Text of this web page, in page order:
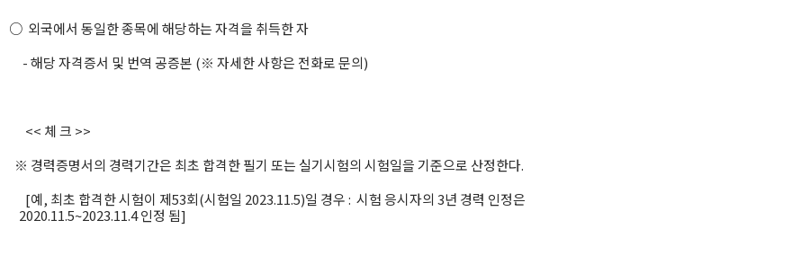
○ 외국에서 동일한 종목에 해당하는 자격을 취득한 자
- 해당 자격증서 및 번역 공증본 (※ 자세한 사항은 전화로 문의)
<< 체 크 >>
※ 경력증명서의 경력기간은 최초 합격한 필기 또는 실기시험의 시험일을 기준으로 산정한다.
[예, 최초 합격한 시험이 제53회(시험일 2023.11.5)일 경우 : 시험 응시자의 3년 경력 인정은
2020.11.5~2023.11.4 인정 됨]